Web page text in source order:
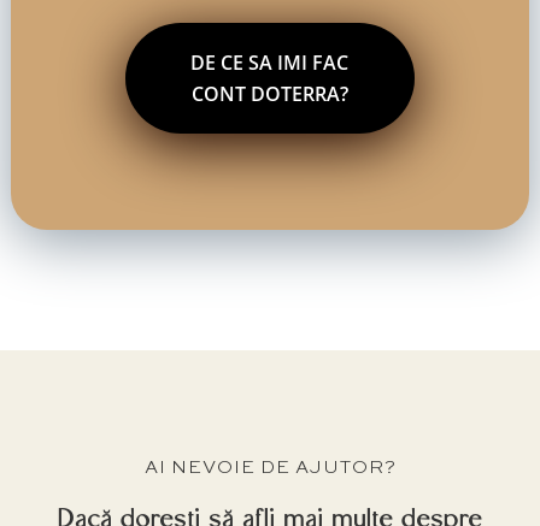
DE CE SA IMI FAC
CONT DOTERRA?
AI NEVOIE DE AJUTOR?